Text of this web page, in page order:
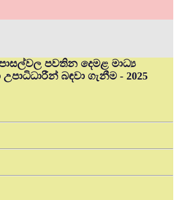
පවතින දෙමළ මාධ්‍ය
බඳවා ගැනීම - 2025